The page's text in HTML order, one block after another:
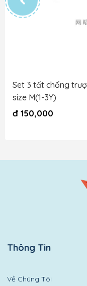
Set 3 tất chống
size M(1-3Y)
đ 150,000
Thông Tin
Về Chúng Tôi